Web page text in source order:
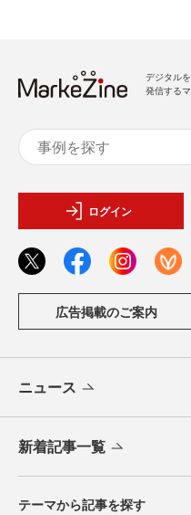
デジタル
発信する
ログイン
広告掲載のご案内
ニュース
新着記事一覧
テーマから記事を探す